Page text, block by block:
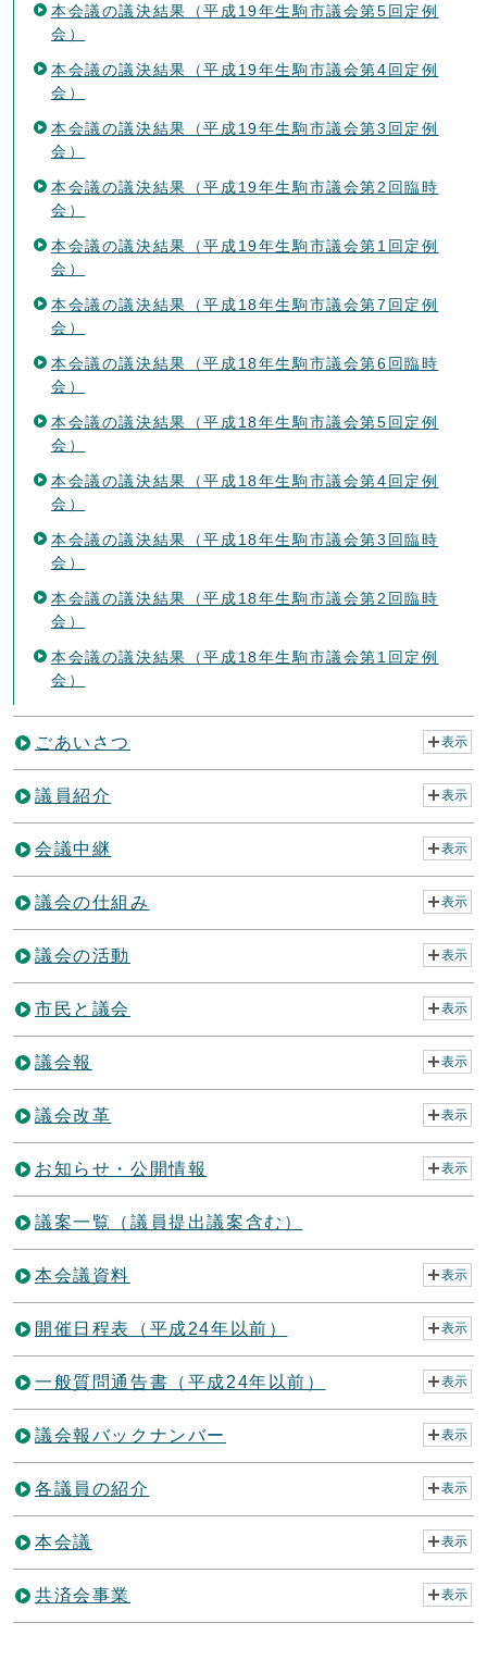
本会議の議決結果（平成19年生駒市議会第5回定例
会）
本会議の議決結果（平成19年生駒市議会第4回定例
会）
本会議の議決結果（平成19年生駒市議会第3回定例
会）
本会議の議決結果（平成19年生駒市議会第2回臨時
会）
本会議の議決結果（平成19年生駒市議会第1回定例
会）
本会議の議決結果（平成18年生駒市議会第7回定例
会）
本会議の議決結果（平成18年生駒市議会第6回臨時
会）
本会議の議決結果（平成18年生駒市議会第5回定例
会）
本会議の議決結果（平成18年生駒市議会第4回定例
会）
本会議の議決結果（平成18年生駒市議会第3回臨時
会）
本会議の議決結果（平成18年生駒市議会第2回臨時
会）
本会議の議決結果（平成18年生駒市議会第1回定例
会）
ごあいさつ 表示
議員紹介 表示
会議中継 表示
議会の仕組み 表示
議会の活動 表示
市民と議会 表示
議会報 表示
議会改革 表示
お知らせ・公開情報 表示
議案一覧（議員提出議案含む）
本会議資料 表示
開催日程表（平成24年以前） 表示
一般質問通告書（平成24年以前） 表示
議会報バックナンバー 表示
各議員の紹介 表示
本会議 表示
共済会事業 表示